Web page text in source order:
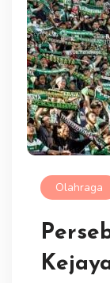
Olahraga